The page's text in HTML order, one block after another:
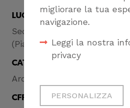
migliorare la tua
navigazione.
Leggi la nostra
privacy
Cookie tecnici
Necessari per
PERSONALIZZA
LUOGO
Sede dell’Ordine degli
(Piazza San Matteo, 18,
CATEGORIA
Architetti
CFP